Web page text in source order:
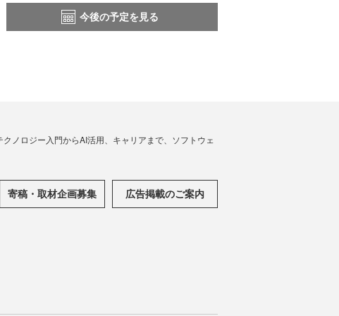
今後の予定を見る
ノロジー入門からAI活用、キャリアまで、ソフトウェ
寄稿・取材企画募集 広告掲載のご案内